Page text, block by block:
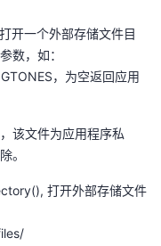
开一个外部存储文件目
数，如：
，为空返回应用
该文件为应用程序私
。
打开外部存储文件